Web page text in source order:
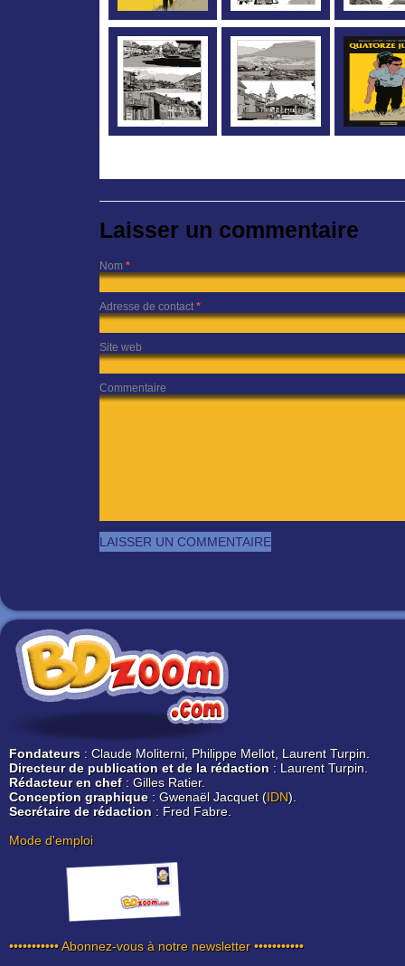
Laisser un commentaire
Nom *
Adresse de contact *
Site web
Commentaire
Fondateurs : Claude Moliterni, Philippe Mellot, Laurent Turpin.
Directeur de publication et de la rédaction : Laurent Turpin.
Rédacteur en chef: Gilles Ratier.
Conception graphique: Gwenaël Jacquet (IDN).
Secrétaire de rédaction : Fred Fabre.
Mode d'emploi
••••••••••• Abonnez-vous à notre newsletter •••••••••••